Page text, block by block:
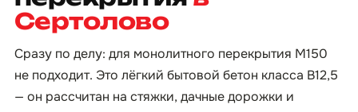
Сертолово
Сразу по делу: для монолитного перекрытия М150
не подходит. Это лёгкий бытовой бетон класса B12,5
— он рассчитан на стяжки, дачные дорожки и